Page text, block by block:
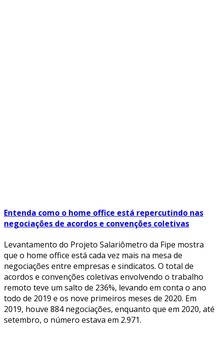
Entenda como o home office está repercutindo nas
negociações de acordos e convenções coletivas
Levantamento do Projeto Salariômetro da Fipe mostra
que o home office está cada vez mais na mesa de
negociações entre empresas e sindicatos. O total de
acordos e convenções coletivas envolvendo o trabalho
remoto teve um salto de 236%, levando em conta o ano
todo de 2019 e os nove primeiros meses de 2020. Em
2019, houve 884 negociações, enquanto que em 2020, até
setembro, o número estava em 2.971.